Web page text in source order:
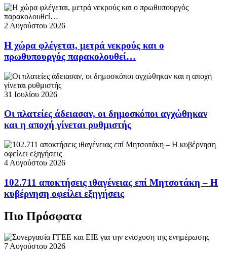
2 Αυγούστου 2026
Η χώρα φλέγεται, μετρά νεκρούς και ο
πρωθυπουργός παρακολουθεί…
31 Ιουλίου 2026
Οι πλατείες άδειασαν, οι δημοσκόποι αγχώθηκαν
και η αποχή γίνεται ρυθμιστής
4 Αυγούστου 2026
102.711 αποκτήσεις ιθαγένειας επί Μητσοτάκη – Η
κυβέρνηση οφείλει εξηγήσεις
Πιο Πρόσφατα
7 Αυγούστου 2026